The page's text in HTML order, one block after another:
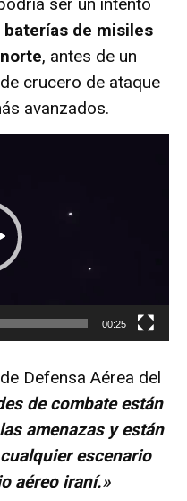
baterías de misiles
, antes de un
crucero de ataque
avanzados.
00:25
Defensa Aérea del
de combate están
amenazas y están
escenario
aéreo iraní.»